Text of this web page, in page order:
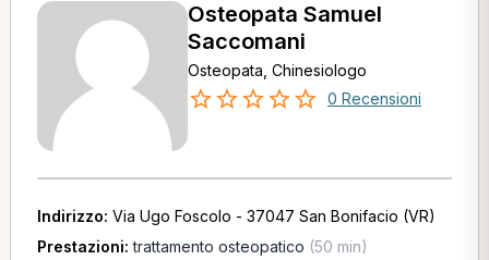
Osteopata Samuel
Saccomani
Osteopata, Chinesiologo
0 Recensioni
Indirizzo: Via Ugo Foscolo - 37047 San Bonifacio (VR)
Prestazioni:trattamento osteopatico (50 min)